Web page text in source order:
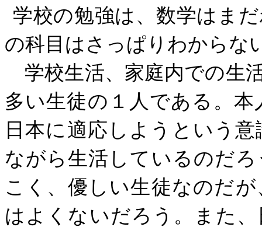
学校の勉強は、数学はま
の科目はさっぱりわからな
学校生活、家庭内での生
多い生徒の１人である。
日本に適応しようという
ながら生活しているのだ
こく、優しい生徒なのだ
はよくないだろう。また